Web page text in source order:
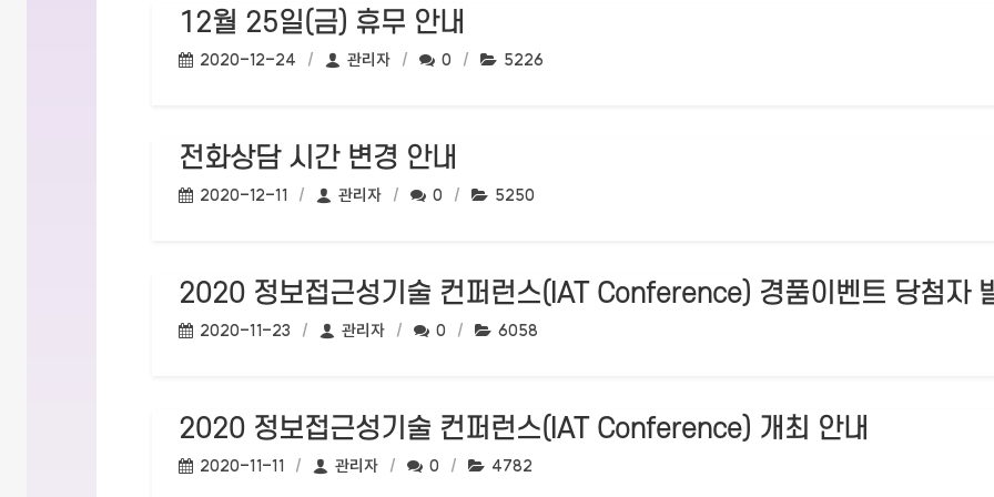
12월 25일(금) 휴무 안내
작성일:
2020-12-24 작성자:
관리자 댓글수:
0 조회수:
5226
전화상담 시간 변경 안내
작성일:
2020-12-11 작성자:
관리자 댓글수:
0 조회수:
5250
2020 정보접근성기술 컨퍼런스(IAT Conference) 경품이벤트 당첨자
작성일:
2020-11-23 작성자:
관리자 댓글수:
0 조회수:
6058
2020 정보접근성기술 컨퍼런스(IAT Conference) 개최 안내
작성일:
2020-11-11 작성자:
관리자 댓글수:
0 조회수:
4782